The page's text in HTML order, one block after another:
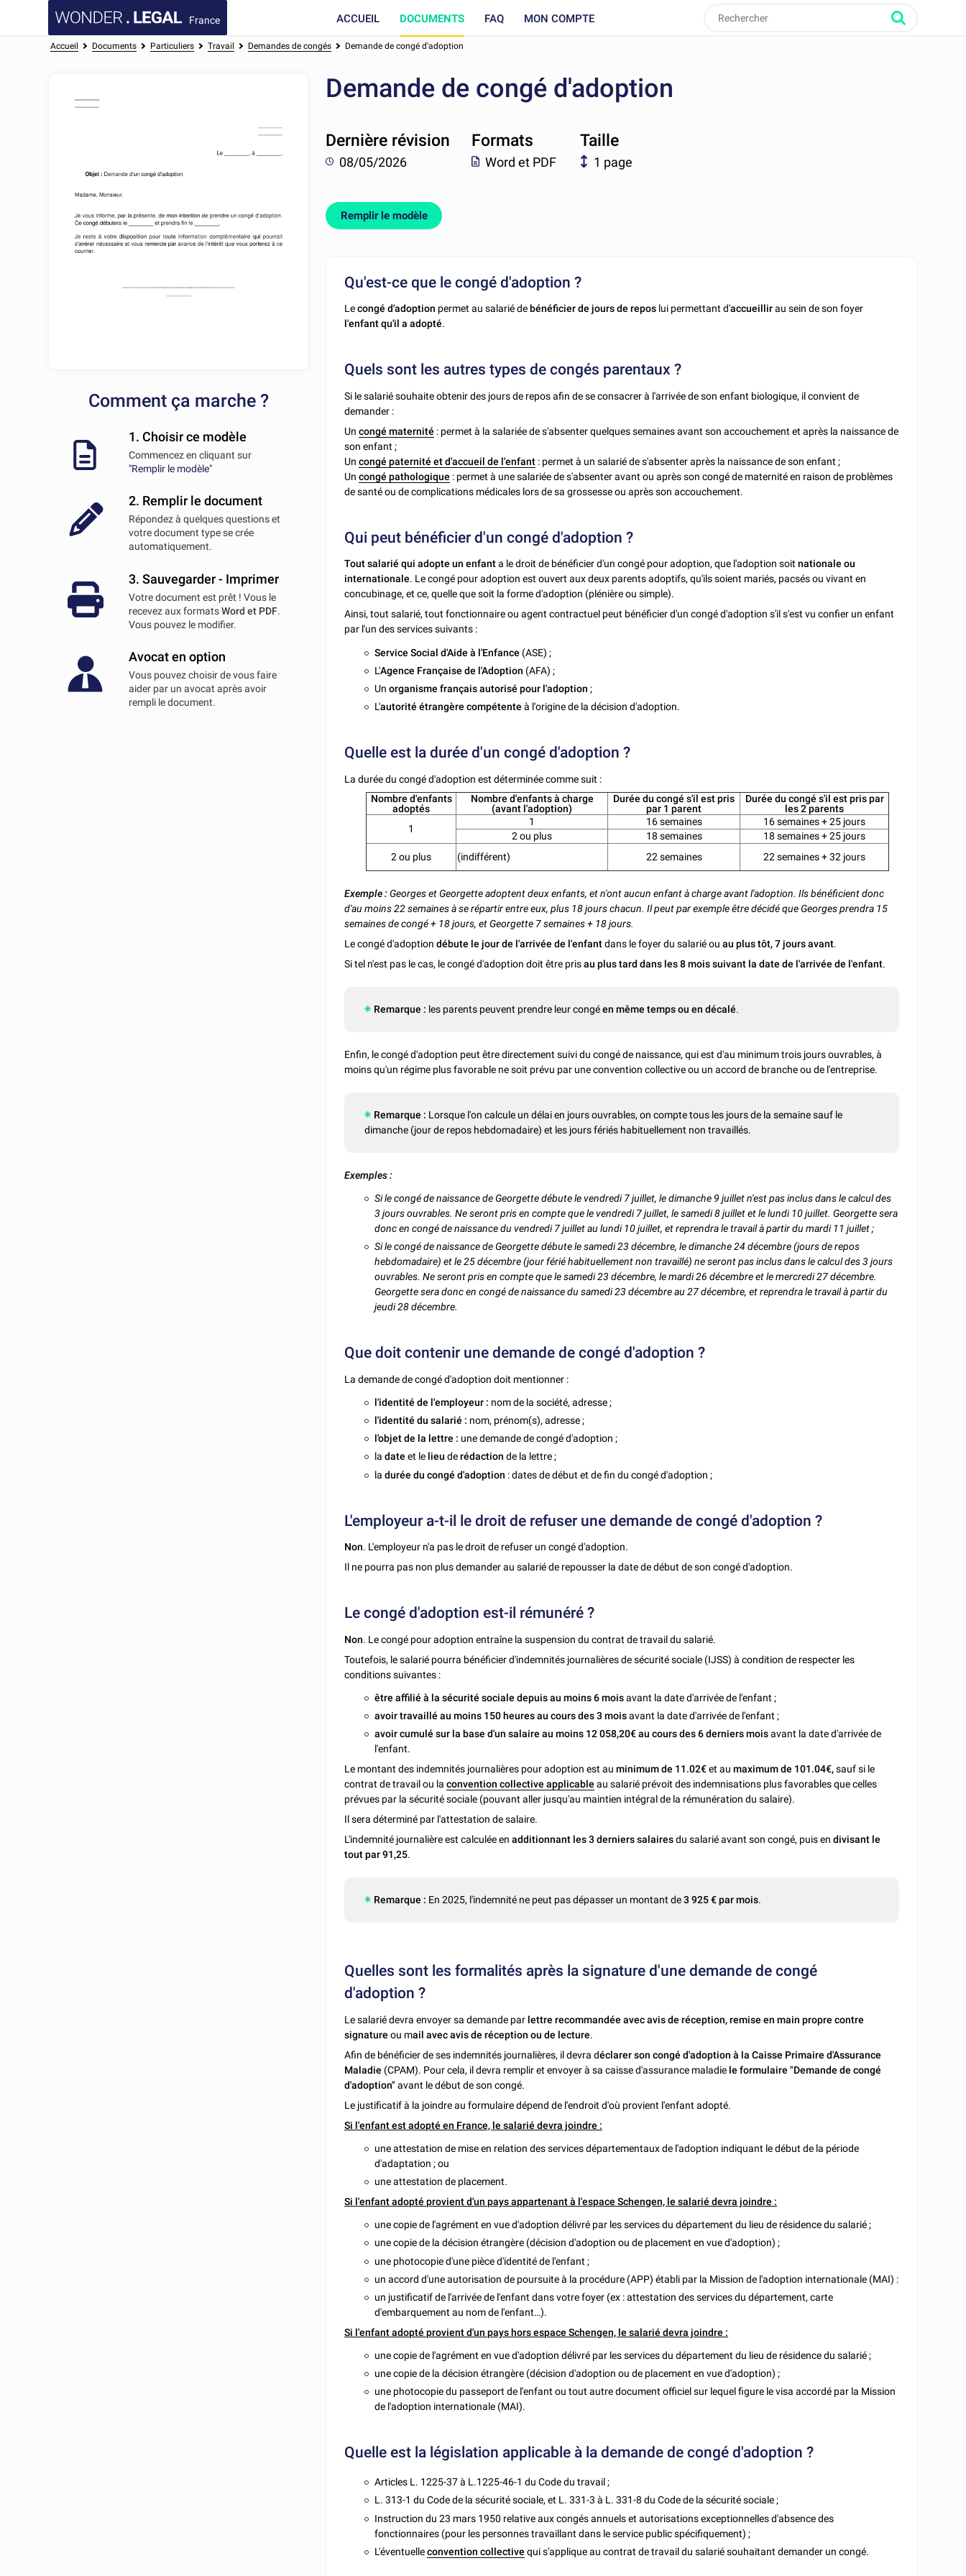
France ACCUEIL DOCUMENTS FAQ MON COMPTE
Accueil Documents Particuliers Travail Demandes de congés Demande de congé d'adoption
Comment ça marche ?
1. Choisir ce modèle
Commencez en cliquant sur
"Remplir le modèle"
2. Remplir le document
Répondez à quelques questions et
votre document type se crée
automatiquement.
3. Sauvegarder - Imprimer
Votre document est prêt ! Vous le
recevez aux formatsWord et PDF.
Vous pouvez le modifier.
Avocat en option
Vous pouvez choisir de vous faire
aider par un avocat après avoir
rempli le document.
Demande de congé d'adoption
Dernière révision
08/05/2026
Formats
Word et PDF
Taille
1 page
Remplir le modèle
Qu'est-ce que le congé d'adoption ?
Lecongé d'adoption permet au salarié de bénéficier de jours de repos lui permettant d'accueillirau sein de son foyer
l'enfant qu'il a adopté.
Quels sont les autres types de congés parentaux ?
Si le salarié souhaite obtenir des jours de repos afin de se consacrer à l'arrivée de son enfant biologique, il convient de
demander :
Uncongé maternité : permet à la salariée de s'absenter quelques semaines avant son accouchement et après la naissance de
son enfant ;
Uncongé paternité et d'accueil de l'enfant : permet à un salarié de s'absenter après la naissance de son enfant ;
Uncongé pathologique : permet à une salariée de s'absenter avant ou après son congé de maternité en raison de problèmes
de santé ou de complications médicales lors de sa grossesse ou après son accouchement.
Qui peut bénéficier d'un congé d'adoption ?
Tout salarié qui adopte un enfanta le droit de bénéficier d'un congé pour adoption, que l'adoption soitnationale ou
internationale. Le congé pour adoption est ouvert aux deux parents adoptifs, qu'ils soient mariés, pacsés ou vivant en
concubinage, et ce, quelle que soit la forme d'adoption (plénière ou simple).
Ainsi, tout salarié, tout fonctionnaire ou agent contractuel peut bénéficier d'un congé d'adoption s'il s'est vu confier un enfant
par l'un des services suivants :
Service Social d'Aide à l'Enfance (ASE) ;
L'Agence Française de l'Adoption (AFA) ;
Un organisme français autorisé pour l'adoption ;
L'autorité étrangère compétenteà l'origine de la décision d'adoption.
Quelle est la durée d'un congé d'adoption ?
La durée du congé d'adoption est déterminée comme suit :
Nombre d'enfants
adoptés
Nombre d'enfants à charge
(avant l'adoption)
Durée du congé s'il est pris
par 1 parent
Durée du congé s'il est pris par
les 2 parents
1
1 16 semaines
16 semaines + 25 jours
2 ou plus
18 semaines
18 semaines + 25 jours
2 ou plus
(indifférent) 22 semaines 22 semaines + 32 jours
Exemple :Georges et Georgette adoptent deux enfants, et n'ont aucun enfant à charge avant l'adoption. Ils bénéficient donc
d'au moins 22 semaines à se répartir entre eux, plus 18 jours chacun. Il peut par exemple être décidé que Georges prendra 15
semaines de congé + 18 jours, et Georgette 7 semaines + 18 jours.
Le congé d'adoptiondébute le jour de l'arrivée de l'enfantdans le foyer du salarié ou au plus tôt, 7 jours avant.
Si tel n'est pas le cas, le congé d'adoption doit être prisau plus tard dans les 8 mois suivant la date de l'arrivée de l'enfant.
Remarque : les parents peuvent prendre leur congéen même temps ou en décalé.
Enfin, le congé d'adoption peut être directement suivi du congé de naissance, qui est d'au minimum trois jours ouvrables, à
moins qu'un régime plus favorable ne soit prévu par une convention collective ou un accord de branche ou de l'entreprise.
Remarque : Lorsque l'on calcule un délai en jours ouvrables, on compte tous les jours de la semaine sauf le
dimanche (jour de repos hebdomadaire) et les jours fériés habituellement non travaillés.
Exemples :
Si le congé de naissance de Georgette débute le vendredi 7 juillet, le dimanche 9 juillet n'est pas inclus dans le calcul des
3 jours ouvrables. Ne seront pris en compte que le vendredi 7 juillet, le samedi 8 juillet et le lundi 10 juillet. Georgette sera
donc en congé de naissance du vendredi 7 juillet au lundi 10 juillet, et reprendra le travail à partir du mardi 11 juillet ;
Si le congé de naissance de Georgette débute le samedi 23 décembre, le dimanche 24 décembre (jours de repos
hebdomadaire) et le 25 décembre (jour férié habituellement non travaillé) ne seront pas inclus dans le calcul des 3 jours
ouvrables. Ne seront pris en compte que le samedi 23 décembre, le mardi 26 décembre et le mercredi 27 décembre.
Georgette sera donc en congé de naissance du samedi 23 décembre au 27 décembre, et reprendra le travail à partir du
jeudi 28 décembre.
Que doit contenir une demande de congé d'adoption ?
La demande de congé d'adoption doit mentionner :
l'identité de l'employeur : nom de la société, adresse ;
l'identité du salarié : nom, prénom(s), adresse ;
l'objet de la lettre : une demande de congé d'adoption ;
ladate et le lieu derédaction de la lettre ;
ladurée du congé d'adoption : dates de début et de fin du congé d'adoption ;
L'employeur a-t-il le droit de refuser une demande de congé d'adoption ?
Non. L'employeur n'a pas le droit de refuser un congé d'adoption.
Il ne pourra pas non plus demander au salarié de repousser la date de début de son congé d'adoption.
Le congé d'adoption est-il rémunéré ?
Non. Le congé pour adoption entraîne la suspension du contrat de travail du salarié.
Toutefois, le salarié pourra bénéficier d'indemnités journalières de sécurité sociale (IJSS) à condition de respecter les
conditions suivantes :
être affilié à la sécurité sociale depuis au moins 6 moisavant la date d'arrivée de l'enfant ;
avoir travaillé au moins 150 heures au cours des 3 moisavant la date d'arrivée de l'enfant ;
avoir cumulé sur la base d'un salaire au moins 12 058,20€ au cours des 6 derniers moisavant la date d'arrivée de
l'enfant.
Le montant des indemnités journalières pour adoption est auminimum de 11.02€et au maximum de 101.04€,sauf si le
contrat de travail ou laconvention collective applicable au salarié prévoit des indemnisations plus favorables que celles
prévues par la sécurité sociale (pouvant aller jusqu'au maintien intégral de la rémunération du salaire).
Il sera déterminé par l'attestation de salaire.
L'indemnité journalière est calculée enadditionnant les 3 derniers salairesdu salarié avant son congé, puis en divisant le
tout par 91,25.
Remarque : En 2025, l'indemnité ne peut pas dépasser un montant de3 925 € par mois.
Quelles sont les formalités après la signature d'une demande de congé
d'adoption ?
Le salarié devra envoyer sa demande par lettre recommandée avec avis de réception, remise en main propre contre
signature ou mail avec avis de réception ou de lecture.
Afin de bénéficier de ses indemnités journalières, il devra déclarer son congé d'adoption à la Caisse Primaire d'Assurance
Maladie (CPAM). Pour cela, il devra remplir et envoyer à sa caisse d'assurance maladie le formulaire "Demande de congé
d'adoption" avant le début de son congé.
Le justificatif à la joindre au formulaire dépend de l'endroit d'où provient l'enfant adopté.
Si l'enfant est adopté en France, le salarié devra joindre :
une attestation de mise en relation des services départementaux de l'adoption indiquant le début de la période
d'adaptation ; ou
une attestation de placement.
Si l'enfant adopté provient d'un pays appartenant à l'espace Schengen, le salarié devra joindre :
une copie de l'agrément en vue d'adoption délivré par les services du département du lieu de résidence du salarié ;
une copie de la décision étrangère (décision d'adoption ou de placement en vue d'adoption) ;
une photocopie d'une pièce d'identité de l'enfant ;
un accord d'une autorisation de poursuite à la procédure (APP) établi par la Mission de l'adoption internationale (MAI) :
un justificatif de l'arrivée de l'enfant dans votre foyer (ex : attestation des services du département, carte
d'embarquement au nom de l'enfant…).
Si l'enfant adopté provient d'un pays hors espace Schengen, le salarié devra joindre :
une copie de l'agrément en vue d'adoption délivré par les services du département du lieu de résidence du salarié ;
une copie de la décision étrangère (décision d'adoption ou de placement en vue d'adoption) ;
une photocopie du passeport de l'enfant ou tout autre document officiel sur lequel figure le visa accordé par la Mission
de l'adoption internationale (MAI).
Quelle est la législation applicable à la demande de congé d'adoption ?
Articles L. 1225-37 à L.1225-46-1 du Code du travail ;
L. 313-1 du Code de la sécurité sociale, et L. 331-3 à L. 331-8 du Code de la sécurité sociale ;
Instruction du 23 mars 1950 relative aux congés annuels et autorisations exceptionnelles d'absence des
fonctionnaires (pour les personnes travaillant dans le service public spécifiquement) ;
L'éventuelleconvention collective qui s'applique au contrat de travail du salarié souhaitant demander un congé.